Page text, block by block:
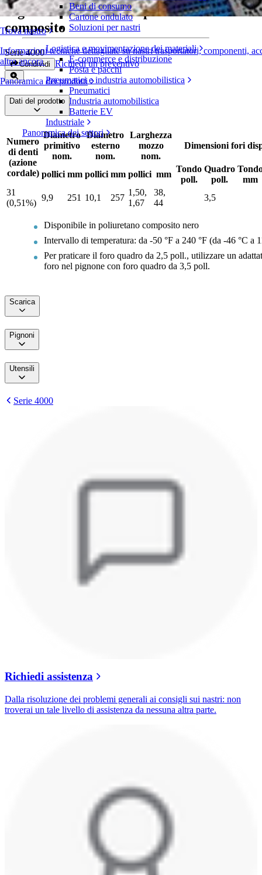
Trova nastro
Informazioni tecniche dettagliate su nastri trasportatori, componenti,
altro ancora
Panoramica dei prodotti
Beni di consumo
Cartone ondulato
Soluzioni per nastri
Logistica e movimentazione dei materiali
E-commerce e distribuzione
Posta e pacchi
Pneumatici e industria automobilistica
Pneumatici
Industria automobilistica
Batterie EV
Industriale
Panoramica dei settori
Pignoni in due metà in poliuretano
composito
Serie 4000
Condividi Richiedi un preventivo
Dati del prodotto
Numero
di denti
(azione
cordale)
Diametro
primitivo
nom.
Diametro
esterno
nom.
Larghezza
mozzo
nom.
Dimensioni fori
pollici mm pollici mm pollici mm
Tondo
poll.
Quadro
poll.
mm
31
(0,51%)
9,9 251 10,1 257
1,50,
1,67
38,
44
3,5
Disponibile in poliuretano composito nero
Intervallo di temperatura: da -50 °F a 240 °F (da -46 °C a
Per praticare il foro quadro da 2,5 poll., utilizzare un
foro nel pignone con foro quadro da 3,5 poll.
Scarica
Pignoni
Utensili
Serie 4000
Richiedi assistenza
Dalla risoluzione dei problemi generali ai consigli sui nastri: non
troverai un tale livello di assistenza da nessuna altra parte.